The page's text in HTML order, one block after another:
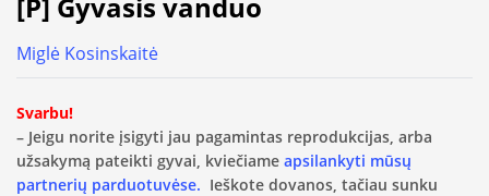
Miglė Kosinskaitė
Svarbu!
– Jeigu norite įsigyti jau pagamintas reprodukcijas, arba
užsakymą pateikti gyvai, kviečiame apsilankyti mūsų
partnerių parduotuvėse. Ieškote dovanos, tačiau sunku